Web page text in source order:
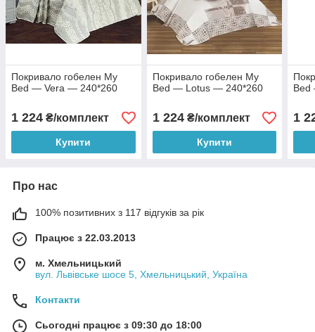
Покривало гобелен My
Bed — Vera — 240*260
1 224 ₴/комплект
Купити
Покривало гобелен My
Bed — Lotus — 240*260
1 224₴/комплект
Купити
1
Про нас
100% позитивних з 117 відгуків за рік
Працює з 22.03.2013
м. Хмельницький
вул. Львівське шосе 5, Хмельницький, Україна
Контакти
Сьогодні працює з 09:30 до 18:00